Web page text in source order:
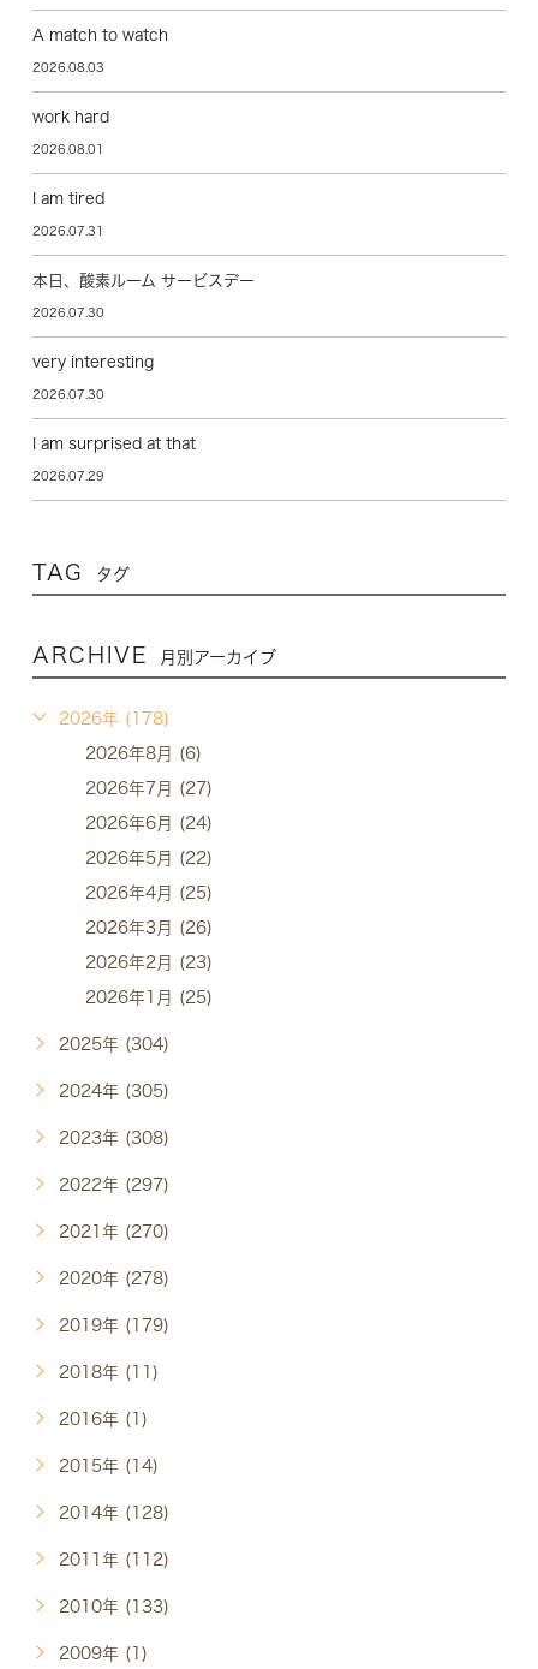
A match to watch
2026.08.03
work hard
2026.08.01
I am tired
2026.07.31
本日、酸素ルーム サービスデー
2026.07.30
very interesting
2026.07.30
I am surprised at that
2026.07.29
TAG タグ
ARCHIVE 月別アーカイブ
2026年 (178)
2026年8月 (6)
2026年7月 (27)
2026年6月 (24)
2026年5月 (22)
2026年4月 (25)
2026年3月 (26)
2026年2月 (23)
2026年1月 (25)
2025年 (304)
2024年 (305)
2023年 (308)
2022年 (297)
2021年 (270)
2020年 (278)
2019年 (179)
2018年 (11)
2016年 (1)
2015年 (14)
2014年 (128)
2011年 (112)
2010年 (133)
2009年 (1)